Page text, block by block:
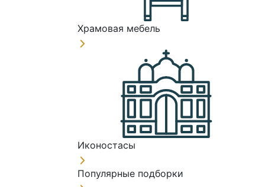
Храмовая мебель
Иконостасы
Популярные подборки